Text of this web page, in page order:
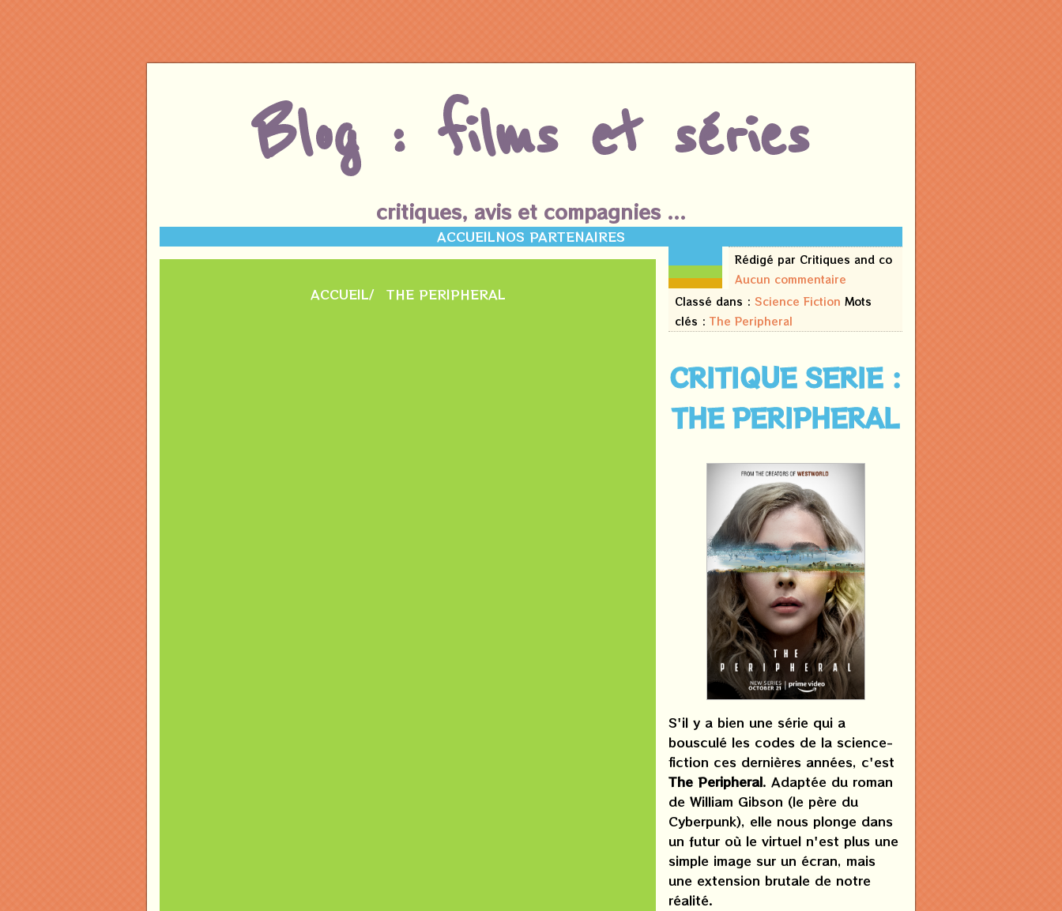
Blog : films et séries
critiques, avis et compagnies ...
ACCUEILNOS PARTENAIRES
ACCUEIL THE PERIPHERAL
mai
2026
Rédigé par Critiques and co
Aucun commentaire
Classé dans :Science Fiction Mots
clés :The Peripheral
CRITIQUE SERIE :
THE PERIPHERAL
S'il y a bien une série qui a
bousculé les codes de la science-
fiction ces dernières années, c'est
The Peripheral. Adaptée du roman
de William Gibson (le père du
Cyberpunk), elle nous plonge dans
un futur où le virtuel n'est plus une
simple image sur un écran, mais
une extension brutale de notre
réalité.